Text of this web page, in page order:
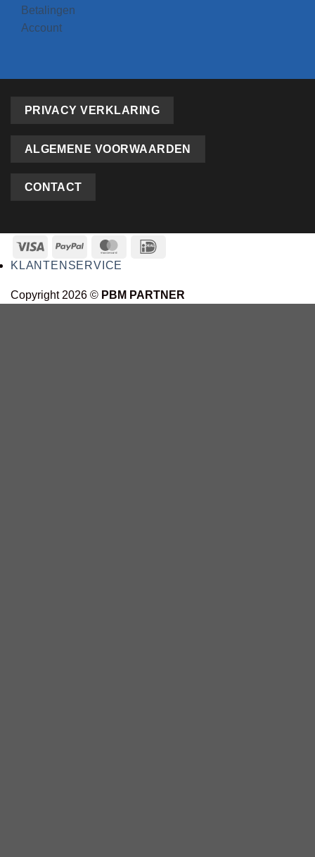
Betalingen
Account
PRIVACY VERKLARING
ALGEMENE VOORWAARDEN
CONTACT
KLANTENSERVICE
Copyright 2026 © PBM PARTNER